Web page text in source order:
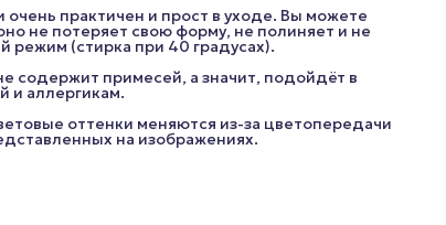
практичен и прост в уходе. Вы можете
не потеряет свою форму, не полиняет и не
режим (стирка при 40 градусах).
содержит примесей, а значит, подойдёт в
и аллергикам.
оттенки меняются из-за цветопередачи
на изображениях.